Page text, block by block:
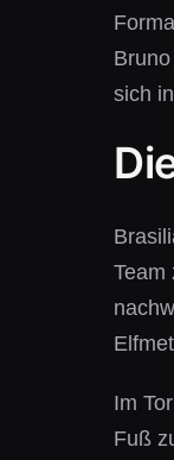
sich
Team
Im
Fuß